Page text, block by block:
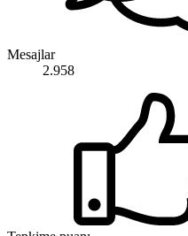
Mesajlar
2.958